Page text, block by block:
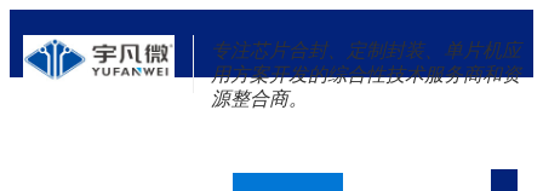
专注芯片合封、定制封装、单片机应
用方案开发的综合性技术服务商和资
源整合商。